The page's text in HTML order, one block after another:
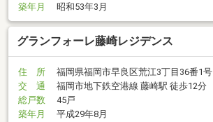
築年月
昭和53年3月
グランフォーレ藤崎レジデンス
住 所
福岡県福岡市早良区荒江3丁目36番1号
交 通
福岡市地下鉄空港線 藤崎駅 徒歩12分
総戸数
45戸
築年月
平成29年8月